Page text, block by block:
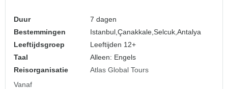
Duur
7 dagen
Bestemmingen
Istanbul,Çanakkale,Selcuk,Antalya
Leeftijdsgroep
Leeftijden 12+
Taal
Alleen: Engels
Reisorganisatie
Atlas Global Tours
Vanaf